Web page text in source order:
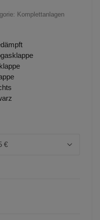
Komplettanlagen
€